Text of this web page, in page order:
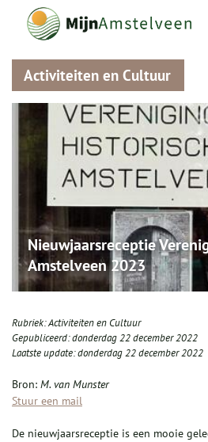
Activiteiten en Cultuur
Nieuwjaarsreceptie
Amstelveen 2023
Rubriek:Activiteiten en Cultuur
Gepubliceerd:donderdag 22 december 2022
Laatste update:donderdag 22 december 2022
Bron: M. van Munster
Stuur een mail
De nieuwjaarsreceptie is een mooie